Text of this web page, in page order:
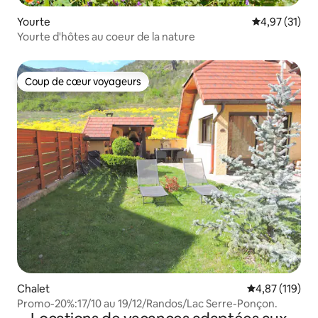
Yourte Évaluation
4,97 (31)
Yourte d'hôtes au coeur de la nature
Coup de cœur voyageurs
Coup de cœur voyageurs
Chalet Évaluation
4,87 (119)
Promo-20%:17/10 au 19/12/Randos/Lac Serre-Ponçon.